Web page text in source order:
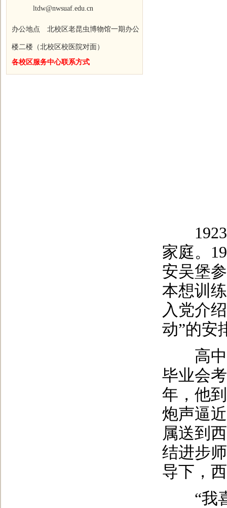
ltdw@nwsuaf.edu.cn
办公地点 北校区老昆虫博物馆一期办公
楼二楼（北校区校医院对面）
各校区服务中心联系方式
1923
家庭。
安吴堡
本想训
入党介
动”的安
高中
毕业会
年，他
炮声逼
属送到
结进步
导下，
“我喜